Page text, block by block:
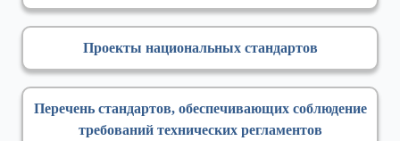
Проекты национальных стандартов
Перечень стандартов, обеспечивающих соблюдение
требований технических регламентов